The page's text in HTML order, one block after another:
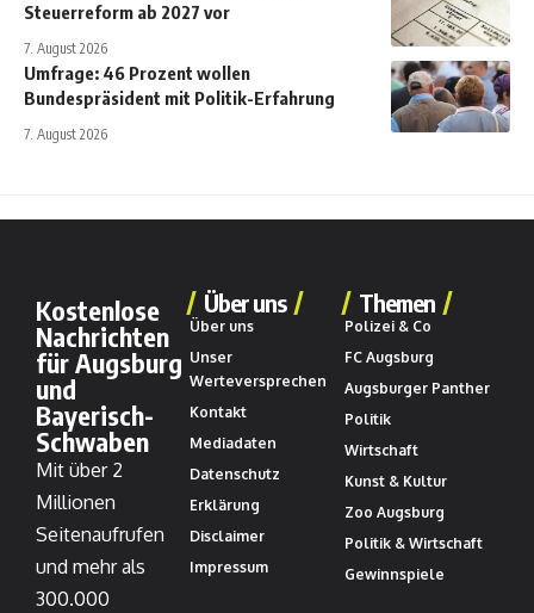
Steuerreform ab 2027 vor
7. August 2026
Umfrage: 46 Prozent wollen
Bundespräsident mit Politik-Erfahrung
7. August 2026
Kostenlose
Nachrichten
für Augsburg
und
Bayerisch-
Schwaben
Mit über 2
Millionen
Seitenaufrufen
und mehr als
300.000
Über uns
Über uns
Unser
Werteversprechen
Kontakt
Mediadaten
Datenschutz
Erklärung
Disclaimer
Impressum
Themen
Polizei & Co
FC Augsburg
Augsburger Panther
Politik
Wirtschaft
Kunst & Kultur
Zoo Augsburg
Politik & Wirtschaft
Gewinnspiele